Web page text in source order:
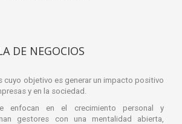
DE NEGOCIOS
cuyo objetivo es generar un impacto positivo
y en la sociedad.
enfocan en el crecimiento personal y
gestores con una mentalidad abierta,